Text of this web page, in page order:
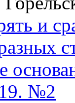
и
№2